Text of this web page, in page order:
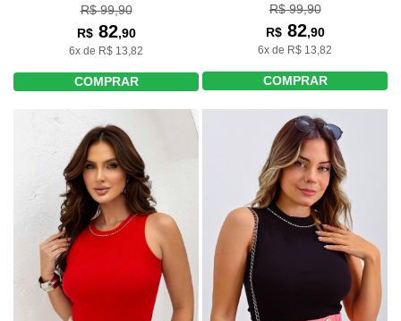
R$ 99,90
R$82,90
6x de R$ 13,82
COMPRAR
R$ 99,90
R$82,90
6x de R$ 13,82
COMPRAR